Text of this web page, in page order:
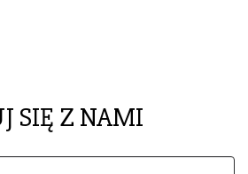
SIĘ Z NAMI